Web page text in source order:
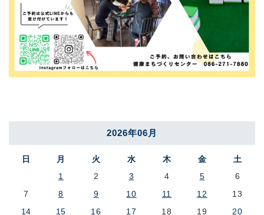
2026年06月
日 月 火 水 木 金 土
1 2 3 4 5
6
7
8 9 10 11 12
13
14
15 16 17 18 19
20